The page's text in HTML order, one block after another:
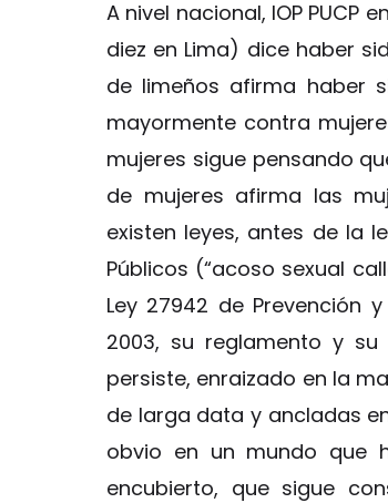
A nivel nacional, IOP
diez en Lima) dice haber
de limeños afirma haber
mayormente contra
mujeres sigue pensando
de mujeres afirma las
existen leyes, antes de la
Públicos (“acoso sexual
Ley 27942 de Prevención
2003, su reglamento y
persiste, enraizado en la
de larga data y ancladas
obvio en un mundo que
encubierto, que sigue